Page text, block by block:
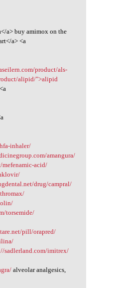
a> buy amimox on the
a> <a
product/als-
alipid/">alipid
inhaler/
amangura/
acid/
drug/campral/
torsemide/
pill/orapred/
sadlerland.com/imitrex/
alveolar analgesics,